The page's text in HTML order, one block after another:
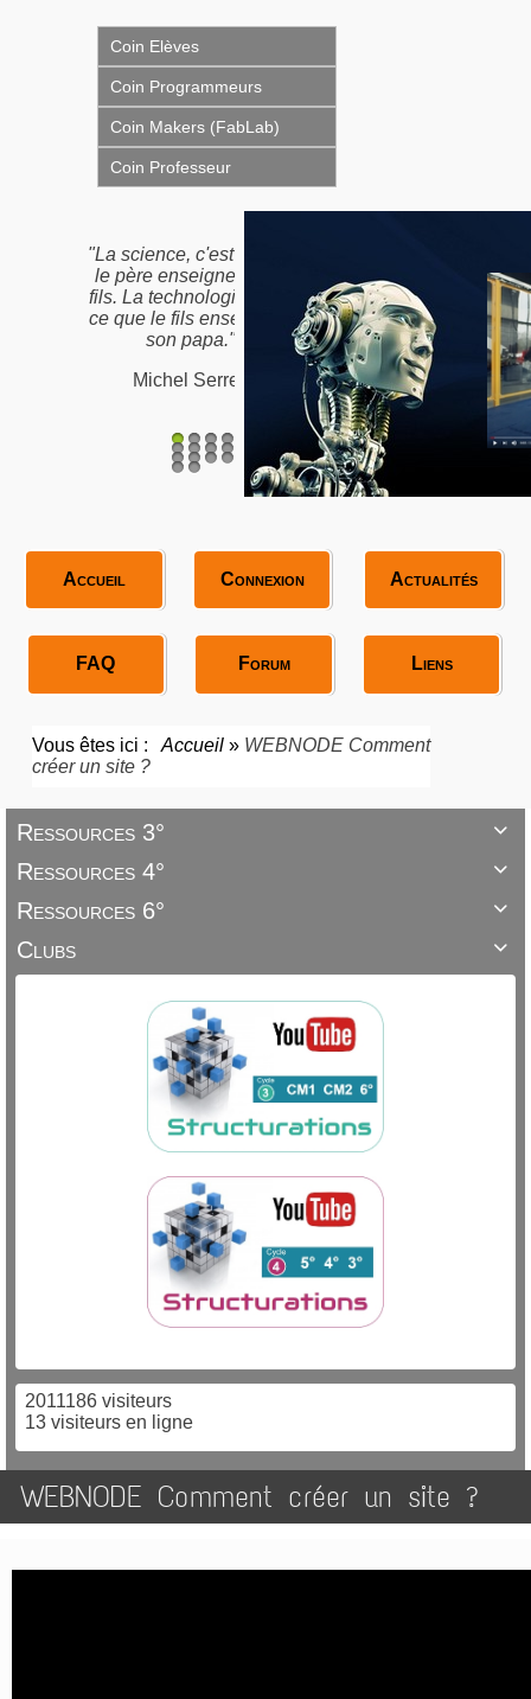
Coin Elèves
Coin Programmeurs
Coin Makers (FabLab)
Coin Professeur
"La science, c'est ce que
le père enseigne à son
fils. La technologie, c'est
ce que le fils enseigne à
son papa."
Michel Serres
1 2 3 4
6 7 8 9 10
1112 15
Accueil Connexion Actualités
FAQ Forum Liens
Vous êtes ici : Accueil » WEBNODE Comment
créer un site ?

Ressources 3°

Ressources 4°

Ressources 6°

Clubs
2011186 visiteurs
13 visiteurs en ligne
WEBNODE Comment créer un site ?